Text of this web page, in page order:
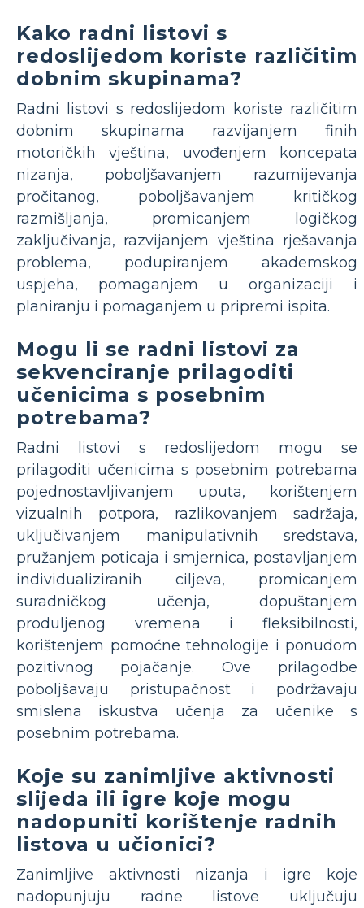
Kako radni listovi s
redoslijedom koriste različitim
dobnim skupinama?
Radni listovi s redoslijedom koriste različitim
dobnim skupinama razvijanjem finih
motoričkih vještina, uvođenjem koncepata
nizanja, poboljšavanjem razumijevanja
pročitanog, poboljšavanjem kritičkog
razmišljanja, promicanjem logičkog
zaključivanja, razvijanjem vještina rješavanja
problema, podupiranjem akademskog
uspjeha, pomaganjem u organizaciji i
planiranju i pomaganjem u pripremi ispita.
Mogu li se radni listovi za
sekvenciranje prilagoditi
učenicima s posebnim
potrebama?
Radni listovi s redoslijedom mogu se
prilagoditi učenicima s posebnim potrebama
pojednostavljivanjem uputa, korištenjem
vizualnih potpora, razlikovanjem sadržaja,
uključivanjem manipulativnih sredstava,
pružanjem poticaja i smjernica, postavljanjem
individualiziranih ciljeva, promicanjem
suradničkog učenja, dopuštanjem
produljenog vremena i fleksibilnosti,
korištenjem pomoćne tehnologije i ponudom
pozitivnog pojačanje. Ove prilagodbe
poboljšavaju pristupačnost i podržavaju
smislena iskustva učenja za učenike s
posebnim potrebama.
Koje su zanimljive aktivnosti
slijeda ili igre koje mogu
nadopuniti korištenje radnih
listova u učionici?
Zanimljive aktivnosti nizanja i igre koje
nadopunjuju radne listove uključuju